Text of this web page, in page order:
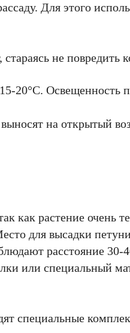
Для этого
не повредить
20°C. Освещенность
на открытый
как растение очень
для высадки
расстояние 30-
или специальный
специальные